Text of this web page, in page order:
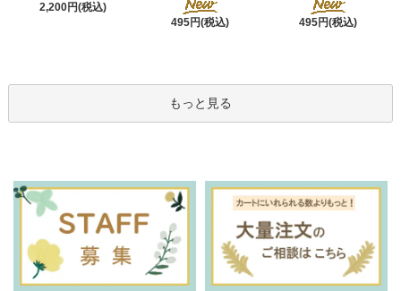
2,200円(税込)
495円(税込) 495円(税込)
もっと見る